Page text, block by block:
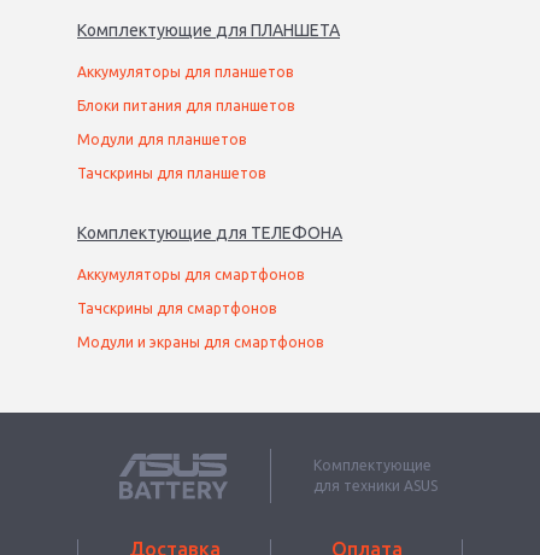
Комплектующие для ПЛАНШЕТА
Аккумуляторы для планшетов
Блоки питания для планшетов
Модули для планшетов
Тачскрины для планшетов
Комплектующие для ТЕЛЕФОНА
Аккумуляторы для смартфонов
Тачскрины для смартфонов
Модули и экраны для смартфонов
Комплектующие
для техники ASUS
Доставка Оплата